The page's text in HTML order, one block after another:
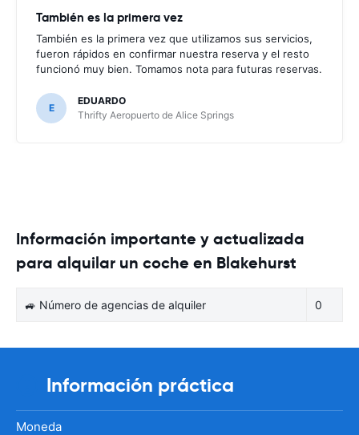
También es la primera vez
También es la primera vez que utilizamos sus servicios,
fueron rápidos en confirmar nuestra reserva y el resto
funcionó muy bien. Tomamos nota para futuras reservas.
E
EDUARDO
Thrifty Aeropuerto de Alice Springs
Información importante y actualizada
para alquilar un coche en Blakehurst
🚙 Número de agencias de alquiler 0
Información práctica
Moneda